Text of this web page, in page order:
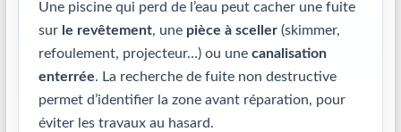
Une piscine qui perd de l’eau peut cacher une fuite
sur le revêtement, une pièce à sceller(skimmer,
refoulement, projecteur…) ou une canalisation
enterrée. La recherche de fuite non destructive
permet d’identifier la zone avant réparation, pour
éviter les travaux au hasard.